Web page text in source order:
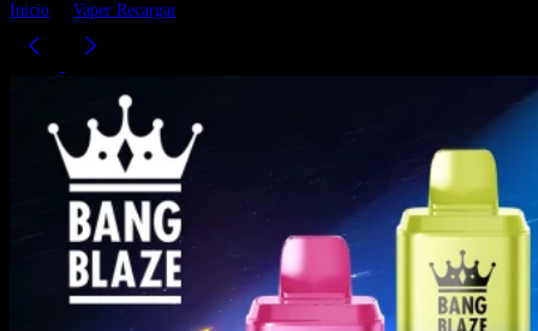
Inicio Vaper Recargar